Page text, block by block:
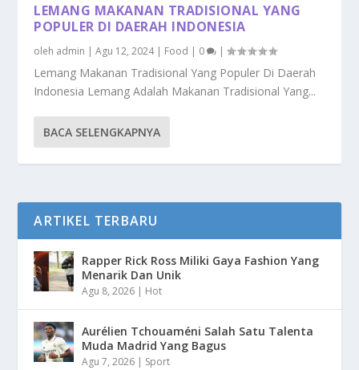
LEMANG MAKANAN TRADISIONAL YANG
POPULER DI DAERAH INDONESIA
oleh admin |Agu 12, 2024| Food | 0 |
Lemang Makanan Tradisional Yang Populer Di Daerah
Indonesia Lemang Adalah Makanan Tradisional Yang...
BACA SELENGKAPNYA
ARTIKEL TERBARU
Rapper Rick Ross Miliki Gaya Fashion Yang
Menarik Dan Unik
Agu 8, 2026 | Hot
Aurélien Tchouaméni Salah Satu Talenta
Muda Madrid Yang Bagus
Agu 7, 2026 | Sport